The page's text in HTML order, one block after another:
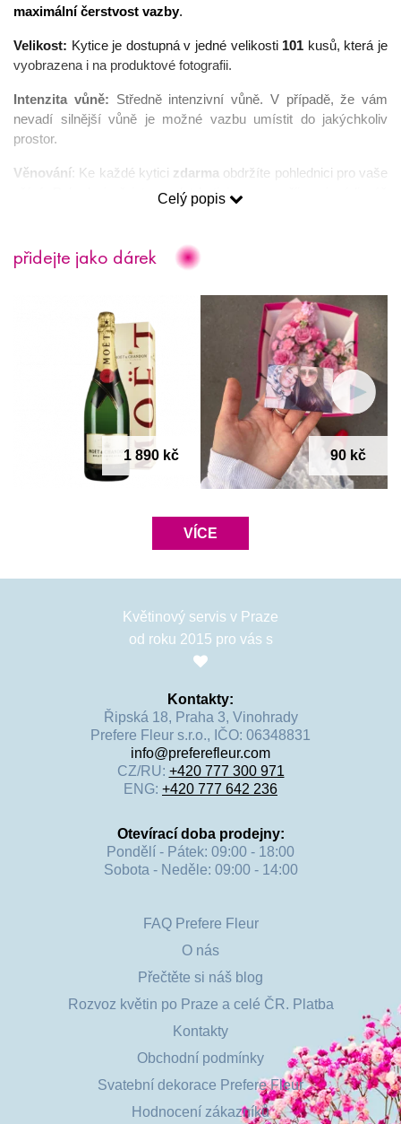
maximální čerstvost vazby.
Velikost: Kytice je dostupná v jedné velikosti 101 kusů, která je
vyobrazena i na produktové fotografii.
Intenzita vůně: Středně intenzivní vůně. V případě, že vám
nevadí silnější vůně je možné vazbu umístit do jakýchkoliv
prostor.
Věnování: Ke každé kytici zdarma obdržíte pohlednici pro vaše
přání. Pokud si přejete poslat kytici rovnou příjemci, rádi váš
Věrnostní program: nákupem jakýchkoliv produktů na našem
našem webu využít formou slev na další objednávky.
I beze slov lze mluvit. Darujte puget 101 růžových růží, které
svou květomluvou a počtem řeknou vše co máte na srdci!
Celý popis
přidejte jako dárek
1 890 kč 90 kč
VÍCE
Květinový servis v Praze
od roku 2015 pro vás s
Kontakty:
Řipská 18, Praha 3, Vinohrady
Prefere Fleur s.r.o., IČO: 06348831
info@preferefleur.com
CZ/RU: +420 777 300 971
ENG: +420 777 642 236
Otevírací doba prodejny:
Pondělí - Pátek: 09:00 - 18:00
Sobota - Neděle: 09:00 - 14:00
FAQ Prefere Fleur
O nás
Přečtěte si náš blog
Rozvoz květin po Praze a celé ČR. Platba
Kontakty
Obchodní podmínky
Svatební dekorace Prefere Fleur
Hodnocení zákazníků